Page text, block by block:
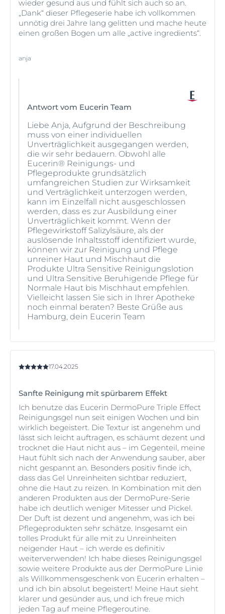
wieder gesund aus und fühlt sich auch so an.
„Dank“ dieser Pflegeserie habe ich vollkommen
unnötig drei Jahre lang gelitten und mache heute
einen großen Bogen um alle „active ingredients“.
anja
Antwort vom Eucerin Team
Liebe Anja, Aufgrund der Beschreibung
muss von einer individuellen
Unverträglichkeit ausgegangen werden,
die wir sehr bedauern. Obwohl alle
Eucerin® Reinigungs- und
Pflegeprodukte grundsätzlich
umfangreichen Studien zur Wirksamkeit
und Verträglichkeit unterzogen werden,
kann im Einzelfall nicht ausgeschlossen
werden, dass es zur Ausbildung einer
Unverträglichkeit kommt. Wenn der
Pflegewirkstoff Salizylsäure, als der
auslösende Inhaltsstoff identifiziert wurde,
können wir zur Reinigung und Pflege
unreiner Haut und Mischhaut die
Produkte Ultra Sensitive Reinigungslotion
und Ultra Sensitive Beruhigende Pflege für
Normale Haut bis Mischhaut empfehlen.
Vielleicht lassen Sie sich in Ihrer Apotheke
noch einmal beraten? Beste Grüße aus
Hamburg, dein Eucerin Team
17.04.2025
Sanfte Reinigung mit spürbarem Effekt
Ich benutze das Eucerin DermoPure Triple Effect
Reinigungsgel nun seit einigen Wochen und bin
wirklich begeistert. Die Textur ist angenehm und
lässt sich leicht auftragen, es schäumt dezent und
trocknet die Haut nicht aus – im Gegenteil, meine
Haut fühlt sich nach der Anwendung sauber, aber
nicht gespannt an. Besonders positiv finde ich,
dass das Gel Unreinheiten sichtbar reduziert,
ohne die Haut zu reizen. In Kombination mit den
anderen Produkten aus der DermoPure-Serie
habe ich deutlich weniger Mitesser und Pickel.
Der Duft ist dezent und angenehm, was ich bei
Pflegeprodukten sehr schätze. Insgesamt ein
tolles Produkt für alle mit zu Unreinheiten
neigender Haut – ich werde es definitiv
weiterverwenden! Ich habe dieses Reinigungsgel
sowie weitere Produkte aus der DermoPure Linie
als Willkommensgeschenk von Eucerin erhalten –
und ich bin absolut begeistert! Meine Haut sieht
klarer und gesünder aus, und ich freue mich
jeden Tag auf meine Pflegeroutine.